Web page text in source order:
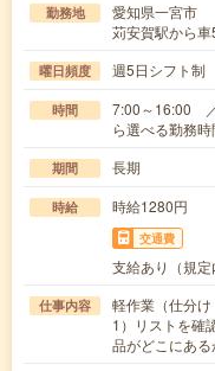
勤務地
愛知県一宮市
苅安賀駅から
曜日頻度 週5日シフト制
時間
7:00～16:00
ら選べる勤務
期間 長期
時給 時給1280円
交通費
支給あり（規定
仕事内容
軽作業（仕分け
1）リストを確
品がどこにあ